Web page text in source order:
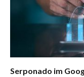
Serponado im